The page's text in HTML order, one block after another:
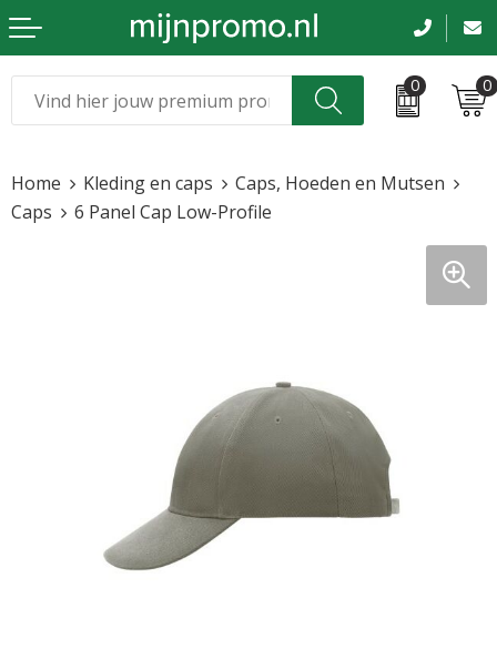
0 0
Kleding & caps
Beurs en evenementen
Bloemen en planten
Sinterklaas
Home Kleding en caps
Caps, Hoeden en Mutsen
Caps
6 Panel Cap Low-Profile